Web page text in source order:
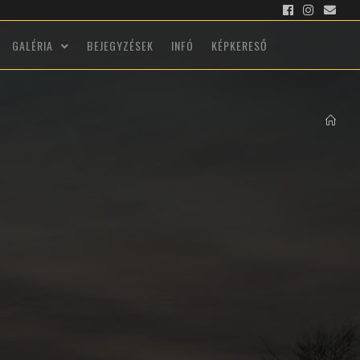
GALÉRIA BEJEGYZÉSEK INFÓ KÉPKERESŐ